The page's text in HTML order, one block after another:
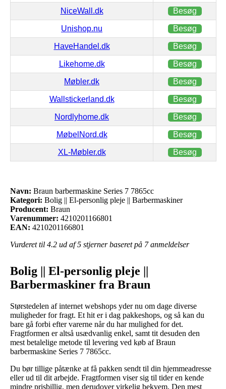
NiceWall.dk Besøg
Unishop.nu Besøg
HaveHandel.dk Besøg
Likehome.dk Besøg
Møbler.dk Besøg
Wallstickerland.dk Besøg
Nordlyhome.dk Besøg
MøbelNord.dk Besøg
XL-Møbler.dk Besøg
Navn: Braun barbermaskine Series 7 7865cc
Kategori: Bolig || El-personlig pleje || Barbermaskiner
Producent: Braun
Varenummer: 4210201166801
EAN: 4210201166801
Vurderet til 4.2 ud af 5 stjerner baseret på 7anmeldelser
Bolig || El-personlig pleje ||
Barbermaskiner fra Braun
Størstedelen af internet webshops yder nu om dage diverse
muligheder for fragt. Et hit er i dag pakkeshops, og så kan du
bare gå forbi efter varerne når du har mulighed for det.
Fragtformen er altså usædvanlig enkel, samt tit desuden den
mest betalelige metode til levering ved køb af Braun
barbermaskine Series 7 7865cc.
Du bør tillige påtænke at få pakken sendt til din hjemmeadresse
eller ud til dit arbejde. Fragtformen viser sig til tider en kende
mindre prisbillig, men derudover virkelig bekvem. Den mest